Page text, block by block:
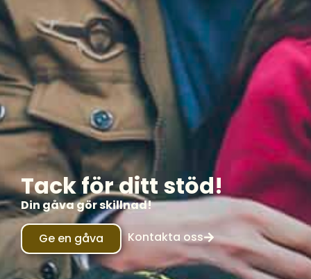
Tack för ditt stöd!
Din gåva gör skillnad!
Ge en gåva Kontakta oss